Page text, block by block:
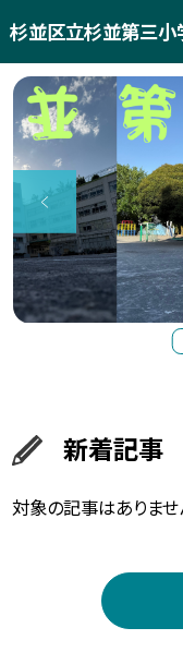
杉並区立杉並第三小
新着記事
対象の記事はありま